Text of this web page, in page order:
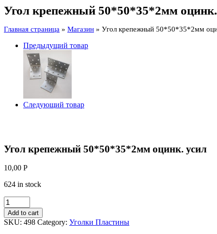
усил
Угол крепежный 50*50*35*2мм
Главная страница » Магазин » Угол крепежный 50*50*35*2мм
Предыдущий товар
Следующий товар
Угол крепежный 50*50*35*2мм оцинк. усил
10,00 Р
624 in stock
Угол
крепежный
50*50*35*2мм
оцинк.
Add to cart
SKU: 498 Category: Уголки Пластины